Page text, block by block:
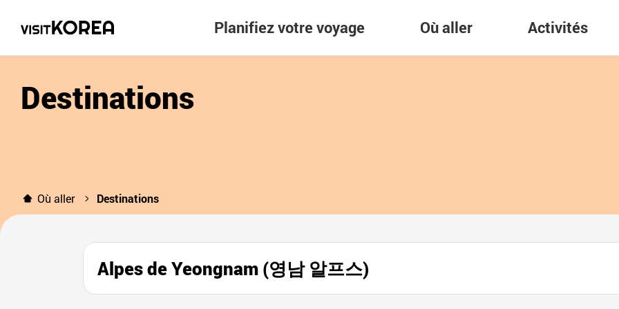
Planifiez votre voyage Où aller Activités
Destinations
Où aller Destinations
Alpes de Yeongnam (영남 알프스)